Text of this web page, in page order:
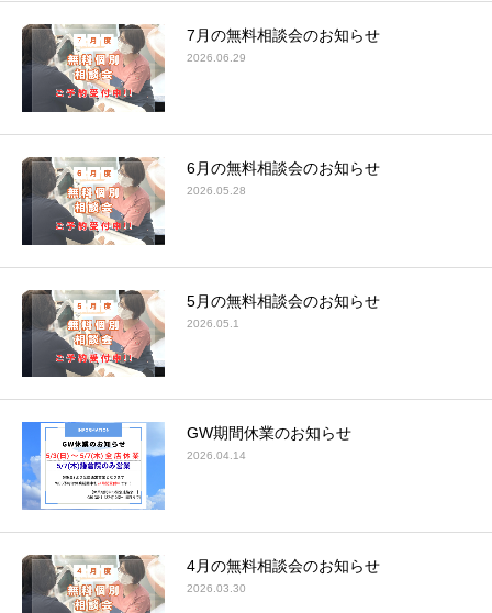
7月の無料相談会のお知らせ
2026.06.29
6月の無料相談会のお知らせ
2026.05.28
5月の無料相談会のお知らせ
2026.05.1
GW期間休業のお知らせ
2026.04.14
4月の無料相談会のお知らせ
2026.03.30